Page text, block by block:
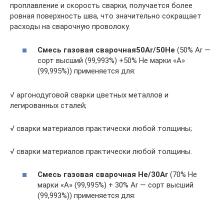
проплавление и скорость сварки, получается более
ровная поверхность шва, что значительно сокращает
расходы на сварочную проволоку.
Смесь газовая сварочная50Ar/50He (50% Ar —
сорт высший (99,993%) +50% He марки «А»
(99,995%)) применяется для:
√ аргонодуговой сварки цветных металлов и
легированных сталей;
√ сварки материалов практически любой толщины;
√ сварки материалов практически любой толщины.
Смесь газовая сварочная He/30Ar (70% He
марки «А» (99,995%) + 30% Ar — сорт высший
(99,993%)) применяется для: